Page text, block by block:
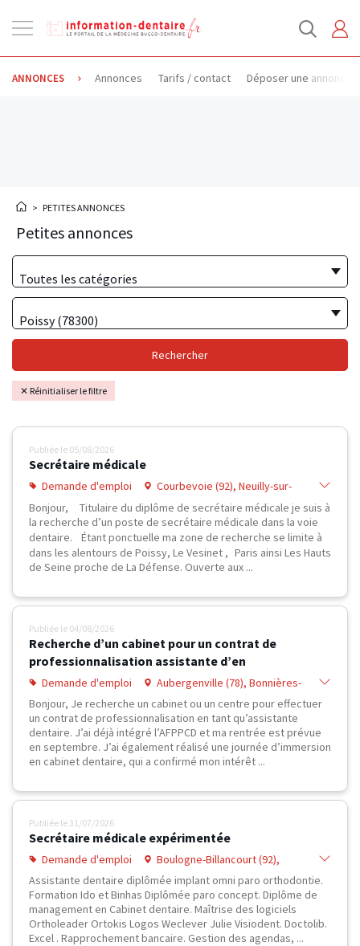
la
ANNONCES Annonces Tarifs / contact Déposer une annonce
> PETITES ANNONCES
Petites annonces
Toutes les catégories
Poissy (78300)
Rechercher
✕ Réinitialiser le filtre
Publiée le 05/08/2026
Secrétaire médicale
Demande d'emploi
Courbevoie (92), Neuilly-sur-
Seine (92), Nanterre (92), PARIS 08
(75), Saint-Ouen (93), Houilles (78),
Pecq (78), Orgeval (78), Saint-
Germain-en-Laye (78), Poissy (78)
Bonjour, Titulaire du diplôme de secrétaire médicale je suis à
la recherche d’un poste de secrétaire médicale dans la voie
dentaire. Étant ponctuelle ma zone de recherche se limite à
dans les alentours de Poissy, Le Vesinet , Paris ainsi Les Hauts
de Seine proche de La Défense. Ouverte aux ...
Publiée le 04/08/2026
Recherche d’un cabinet pour un contrat de
professionnalisation assistante d’en
Demande d'emploi
Aubergenville (78), Bonnières-
sur-Seine (78), Buchelay (78),
Gargenville (78), Mantes-la-Jolie
(78), Mantes-la-Ville (78), Plaisir (78),
Rosny-sur-Seine (78), Mureaux (78),
Poissy (78)
Bonjour, Je recherche un cabinet ou un centre pour effectuer
un contrat de professionnalisation en tant qu’assistante
dentaire. J’ai déjà intégré l’AFPPCD et ma rentrée est prévue
en septembre. J’ai également réalisé une journée d’immersion
en cabinet dentaire, qui a confirmé mon intérêt ...
Publiée le 31/07/2026
Secrétaire médicale expérimentée
Demande d'emploi
Boulogne-Billancourt (92),
Suresnes (92), Versailles (78),
Poissy (78)
Assistante dentaire diplômée implant omni paro orthodontie.
Formation Ido et Binhas Diplômée paro concept. Diplôme de
management en Cabinet dentaire. Maîtrise des logiciels
Ortholeader Ortokis Logos Weclever Julie Visiodent. Doctolib.
Excel . Rapprochement bancaire. Gestion des agendas, ...